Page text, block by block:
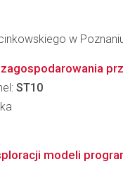
w
ST10
modeli